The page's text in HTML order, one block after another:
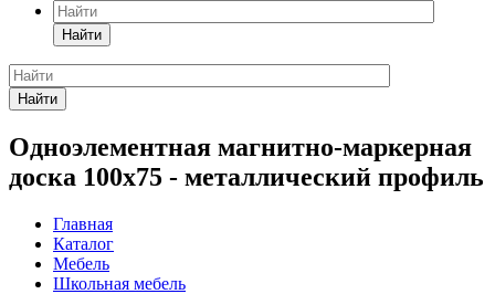
Найти
Найти
Одноэлементная магнитно-маркерная
доска 100х75 - металлический профиль
Главная
Каталог
Мебель
Школьная мебель